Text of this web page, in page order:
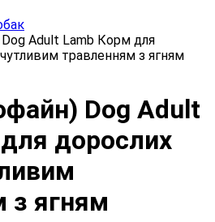
Adult Lamb Корм ​​для
травленням з ягням
Dog Adult
дорослих
з ягням